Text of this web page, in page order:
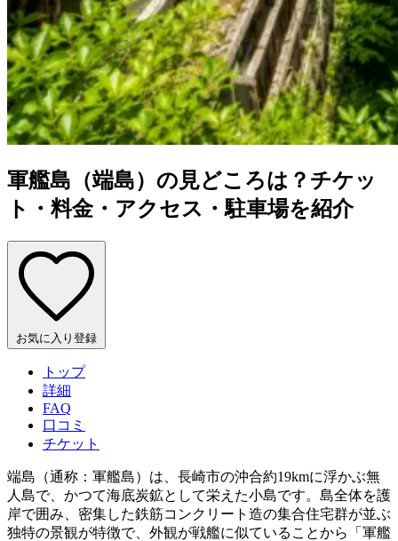
軍艦島（端島）の見どころは？チケッ
ト・料金・アクセス・駐車場を紹介
お気に入り登録
トップ
詳細
FAQ
口コミ
チケット
端島（通称：軍艦島）は、長崎市の沖合約19kmに浮かぶ無
人島で、かつて海底炭鉱として栄えた小島です。島全体を護
岸で囲み、密集した鉄筋コンクリート造の集合住宅群が並ぶ
独特の景観が特徴で、外観が戦艦に似ていることから「軍艦